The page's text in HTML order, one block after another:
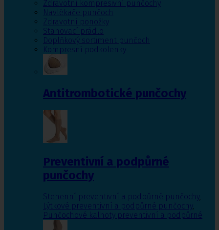
Zdravotní kompresivní punčochy
Navlékače punčoch
Zdravotní ponožky
Stahovací prádlo
Doplňkový sortiment punčoch
Kompresní podkolenky
Antitrombotické punčochy
Preventivní a podpůrné
punčochy
Stehenní preventivní a podpůrné punčochy,
Lýtkové preventivní a podpůrné punčochy,
Punčochové kalhoty preventivní a podpůrné